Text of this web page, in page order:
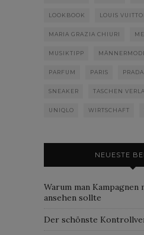
LOOKBOOK LOUIS
MARIA GRAZIA CHIURI
MUSIKTIPP
PARFUM PARIS PRADA
SNEAKER TASCHEN
UNIQLO WIRTSCHAFT
NEUESTE
Warum man Kampagnen
ansehen sollte
Der schönste